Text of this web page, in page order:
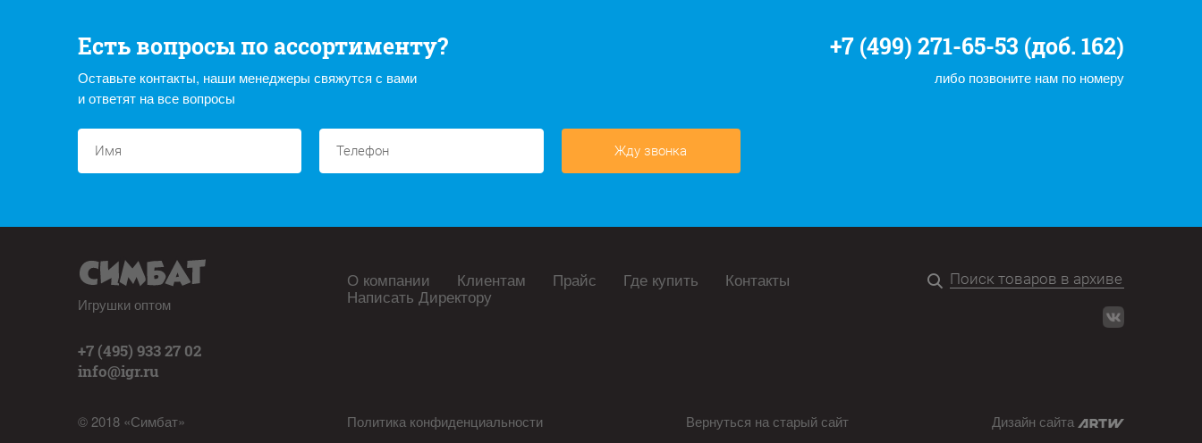
Есть вопросы по ассортименту?
Оставьте контакты, наши менеджеры свяжутся с вами
и ответят на все вопросы
+7 (499) 271-65-53 (доб. 162)
либо позвоните нам по номеру
Жду звонка
Игрушки оптом
+7 (495) 933 27 02
info@igr.ru
© 2018 «Симбат»
О компании Клиентам Прайс Где купить Контакты
Написать Директору
Политика конфиденциальности Вернуться на старый сайт Дизайн сайта